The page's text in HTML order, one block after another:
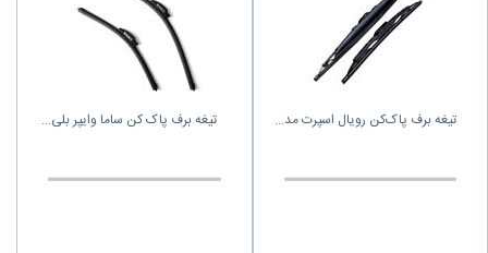
تیغه برف پاک‌کن رویال اسپرت مد تیغه برف پاک کن ساما وایپر بلی